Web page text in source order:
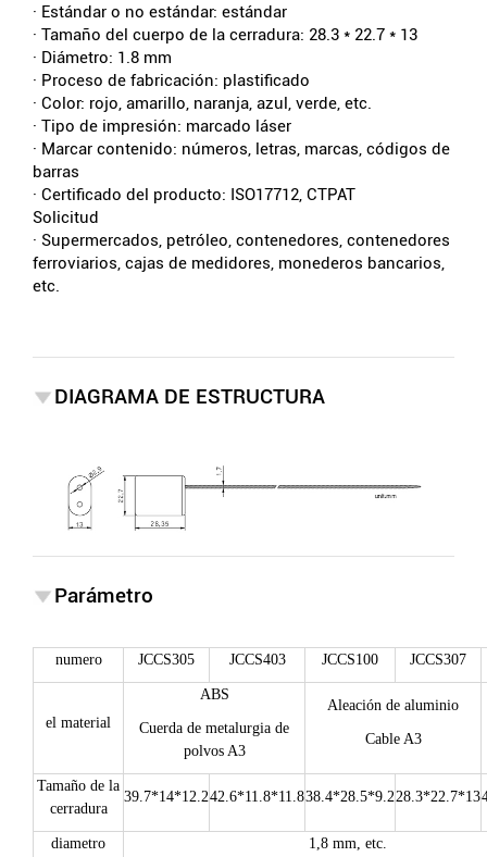
· Estándar o no estándar: estándar
· Tamaño del cuerpo de la cerradura: 28.3 * 22.7 * 13
· Diámetro: 1.8 mm
· Proceso de fabricación: plastificado
· Color: rojo, amarillo, naranja, azul, verde, etc.
· Tipo de impresión: marcado láser
· Marcar contenido: números, letras, marcas, códigos de
barras
· Certificado del producto: ISO17712, CTPAT
Solicitud
· Supermercados, petróleo, contenedores, contenedores
ferroviarios, cajas de medidores, monederos bancarios,
etc.
DIAGRAMA DE ESTRUCTURA
Parámetro
numero JCCS305 JCCS403 JCCS100 JCCS307
el material
ABS
Cuerda de metalurgia de
polvos A3
Aleación de aluminio
Cable A3
Tamaño de la
cerradura
39.7*14*12.242.6*11.8*11.838.4*28.5*9.228.3*22.7*13
diametro 1,8 mm, etc.